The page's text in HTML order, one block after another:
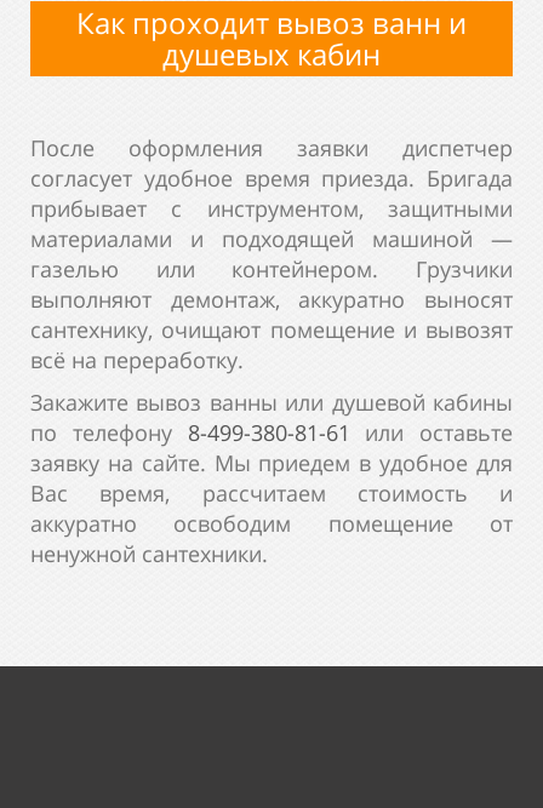
Как проходит вывоз ванн и
душевых кабин
После оформления заявки диспетчер
согласует удобное время приезда. Бригада
прибывает с инструментом, защитными
материалами и подходящей машиной —
газелью или контейнером. Грузчики
выполняют демонтаж, аккуратно выносят
сантехнику, очищают помещение и вывозят
всё на переработку.
Закажите вывоз ванны или душевой кабины
по телефону 8-499-380-81-61
или оставьте
заявку на сайте. Мы приедем в удобное для
Вас время, рассчитаем стоимость и
аккуратно освободим помещение от
ненужной сантехники.